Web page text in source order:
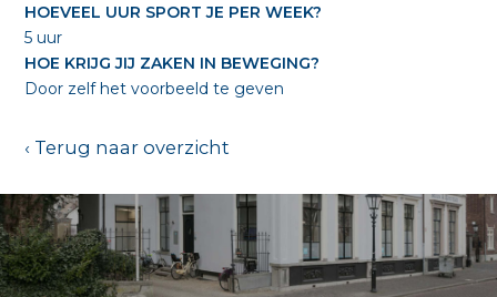
HOEVEEL UUR SPORT JE PER WEEK?
5 uur
HOE KRIJG JIJ ZAKEN IN BEWEGING?
Door zelf het voorbeeld te geven
‹ Terug naar overzicht